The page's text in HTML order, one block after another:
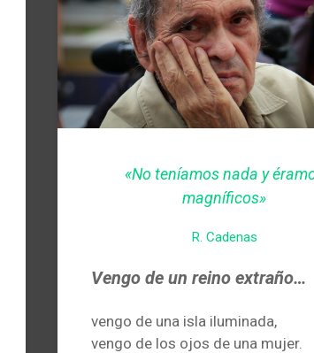
«No teníamos nada y
magníficos»
R. Cadenas
Vengo de un reino extraño…
vengo de una isla iluminada,
vengo de los ojos de una mujer.